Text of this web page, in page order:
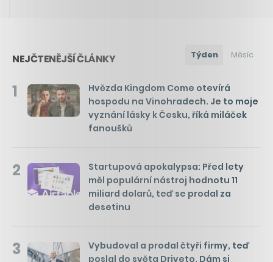
NEJČTENĚJŠÍ ČLÁNKY Týden Měsíc
1
Hvězda Kingdom Come otevírá
hospodu na Vinohradech. Je to moje
vyznání lásky k Česku, říká miláček
fanoušků
2
Startupová apokalypsa: Před lety
měl populární nástroj hodnotu 11
miliard dolarů, teď se prodal za
desetinu
3
Vybudoval a prodal čtyři firmy, teď
poslal do světa Driveto. Dám si